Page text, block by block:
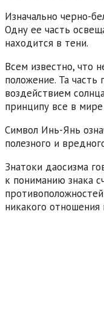
Изначально черно-
Одну ее часть
находится в тени.
Всем известно, что
положение. Та
воздействием
принципу все в
Символ Инь-Янь
полезного и
Знатоки даосизма
к пониманию знака
никакого